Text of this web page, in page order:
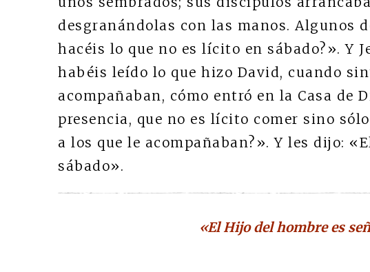
desgranándolas con las manos. Algunos
hacéis lo que no es lícito en sábado?». Y
habéis leído lo que hizo David, cuando
acompañaban, cómo entró en la Casa de
presencia, que no es lícito comer sino
a los que le acompañaban?». Y les dijo:
sábado».
«El Hijo del hombre es